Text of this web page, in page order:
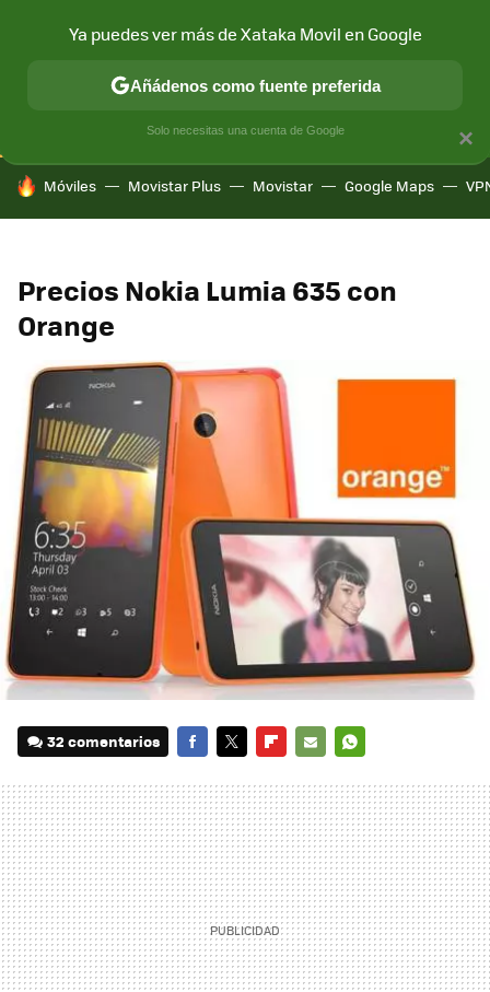
CONECTIVIDAD MÓVIL Y SOCIEDAD APLICACIONES
HOY SE HABLA DE
Móviles Movistar Plus Movistar Google Maps
Precios Nokia Lumia 635 con
Orange
32 comentarios
MAIL
×
Ya puedes ver más de Xataka Movil en Google
Añádenos como fuente preferida
Solo necesitas una cuenta de Google